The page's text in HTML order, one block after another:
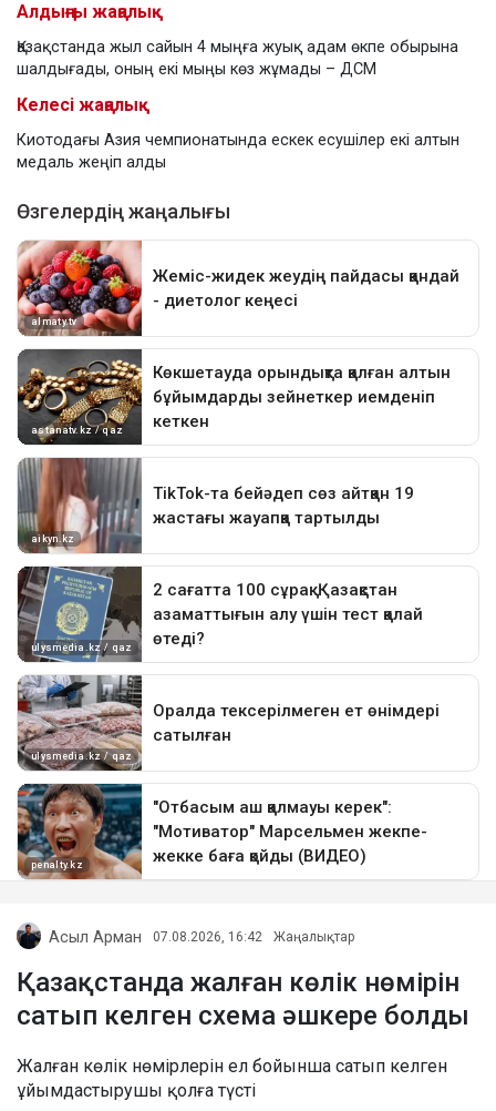
Алдыңғы жаңалық
Қазақстанда жыл сайын 4 мыңға жуық адам өкпе обырына
шалдығады, оның екі мыңы көз жұмады – ДСМ
Келесі жаңалық
Киотодағы Азия чемпионатында ескек есушілер екі алтын
медаль жеңіп алды
Асыл Арман 07.08.2026, 16:42 Жаңалықтар
Қазақстанда жалған көлік нөмірін
сатып келген схема әшкере болды
Жалған көлік нөмірлерін ел бойынша сатып келген
ұйымдастырушы қолға түсті